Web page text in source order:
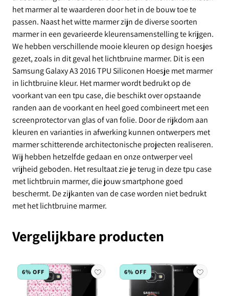
het marmer al te waarderen door het in de bouw toe te
passen. Naast het witte marmer zijn de diverse soorten
marmer in een gevarieerde kleurensamenstelling te krijgen.
We hebben verschillende mooie kleuren op design hoesjes
gezet, zoals in dit geval het lichtbruine marmer. Dit is een
Samsung Galaxy A3 2016 TPU Siliconen Hoesje met marmer
in lichtbruine kleur. Het marmer wordt bedrukt op de
voorkant van een tpu case, die beschikt over opstaande
randen aan de voorkant en heel goed combineert met een
screenprotector van glas of van folie. Door de rijkdom aan
kleuren en varianties in afwerking kunnen ontwerpers met
marmer schitterende architectonische projecten realiseren.
Wij hebben hetzelfde gedaan en onze ontwerper veel
vrijheid geboden. Het resultaat zie je terug in deze tpu case
met lichtbruin marmer, die jouw smartphone goed
beschermt. De zijkanten van de case worden niet bedrukt
met het lichtbruine marmer.
Vergelijkbare producten
6% OFF 6% OFF